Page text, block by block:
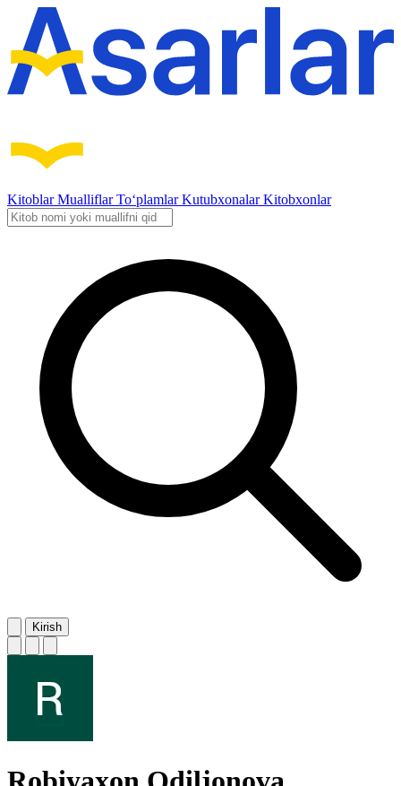
KitoblarMualliflarTo‘plamlarKutubxonalarKitobxonlar
Kirish